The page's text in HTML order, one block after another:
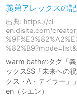
義弟アレックスの
出典: https://ci-
en.dlsite.com/
warm bathのタグ「義
ックスSS「未来への
クス・A・テイラー」
en（シエン）